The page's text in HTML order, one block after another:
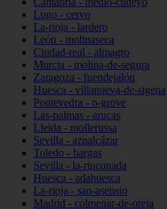
Lugo - cervo
La-rioja - lardero
León - molinaseca
Ciudad-real - almagro
Murcia - molina-de-segura
Zaragoza - fuendejalón
Huesca - villanueva-de-sigena
Pontevedra - o-grove
Las-palmas - arucas
Lleida - mollerussa
Sevilla - aznalcázar
Toledo - bargas
Sevilla - la-rinconada
Huesca - adahuesca
La-rioja - san-asensio
Madrid - colmenar-de-oreja